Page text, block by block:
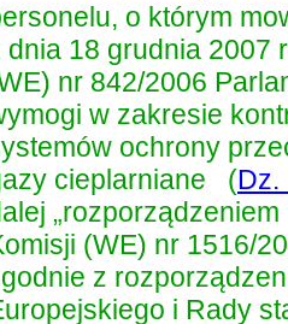
o którym
dnia 18 grudnia 2007
nr 842/2006
w zakresie
ochrony
cieplarniane
(Dz.
(WE) nr 1516/
z
i Rady